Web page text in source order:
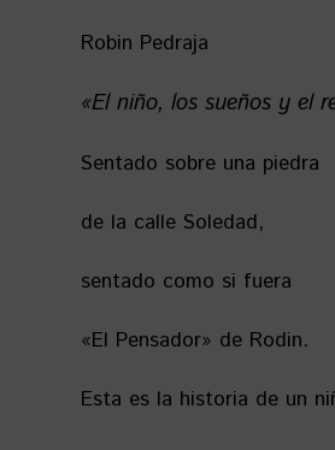
Robin Pedraja
«El niño, los sueños y el
Sentado sobre una piedra
de la calle Soledad,
sentado como si fuera
«El Pensador» de Rodin.
Esta es la historia de un